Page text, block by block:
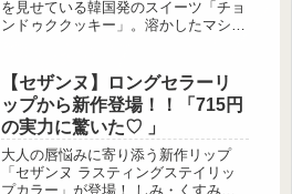
を見せている韓国発のスイーツ「チョ
ンドゥククッキー」。溶かしたマシュ
な見た目とザクザクもちもちの食感が
人気です。そんな […]
【セザンヌ】ロングセラーリ
ップから新作登場！！「715円
の実力に驚いた♡ 」
大人の唇悩みに寄り添う新作リップ
「セザンヌ ラスティングステイリッ
プカラー」が登場！ しみ・くすみ・